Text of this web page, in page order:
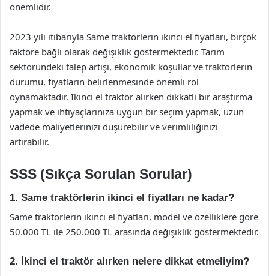
önemlidir.
2023 yılı itibarıyla Same traktörlerin ikinci el fiyatları, birçok
faktöre bağlı olarak değişiklik göstermektedir. Tarım
sektöründeki talep artışı, ekonomik koşullar ve traktörlerin
durumu, fiyatların belirlenmesinde önemli rol
oynamaktadır. İkinci el traktör alırken dikkatli bir araştırma
yapmak ve ihtiyaçlarınıza uygun bir seçim yapmak, uzun
vadede maliyetlerinizi düşürebilir ve verimliliğinizi
artırabilir.
SSS (Sıkça Sorulan Sorular)
1. Same traktörlerin ikinci el fiyatları ne kadar?
Same traktörlerin ikinci el fiyatları, model ve özelliklere göre
50.000 TL ile 250.000 TL arasında değişiklik göstermektedir.
2. İkinci el traktör alırken nelere dikkat etmeliyim?